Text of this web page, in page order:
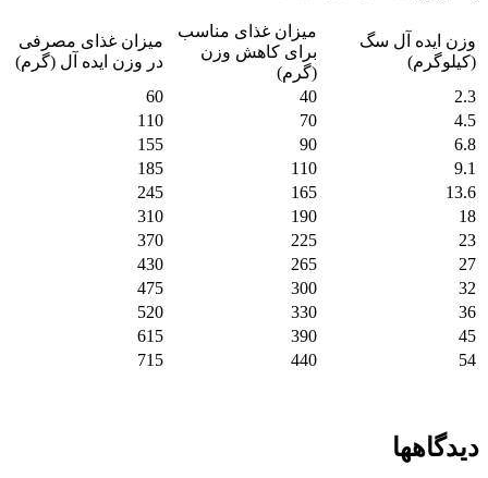
وزن ایده آل سگ
(کیلوگرم)
میزان غذای مناسب
برای کاهش وزن
(گرم)
میزان غذای مصرفی
در وزن ایده آل (گرم)
2.3
40
60
4.5
70
110
6.8
90
155
9.1
110
185
13.6
165
245
18
190
310
23
225
370
27
265
430
32
300
475
36
330
520
45
390
615
54
440
715
دیدگاهها